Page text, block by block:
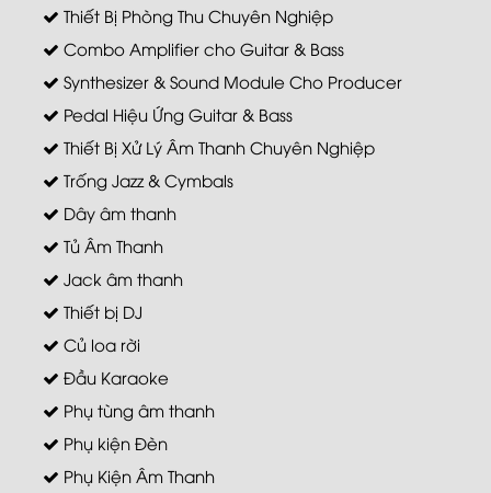
Thiết Bị Phòng Thu Chuyên Nghiệp
Combo Amplifier cho Guitar & Bass
Synthesizer & Sound Module Cho Producer
Pedal Hiệu Ứng Guitar & Bass
Thiết Bị Xử Lý Âm Thanh Chuyên Nghiệp
Trống Jazz & Cymbals
Dây âm thanh
Tủ Âm Thanh
Jack âm thanh
Thiết bị DJ
Củ loa rời
Đầu Karaoke
Phụ tùng âm thanh
Phụ kiện Đèn
Phụ Kiện Âm Thanh